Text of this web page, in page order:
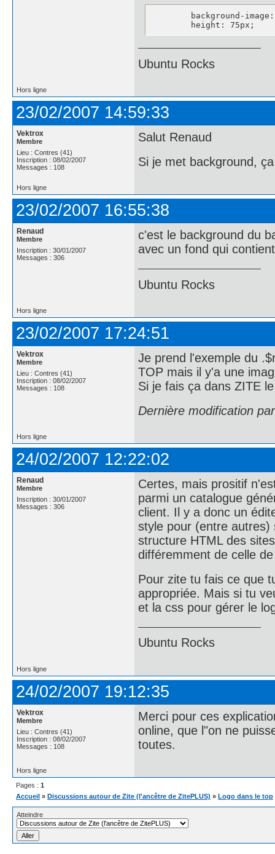
	height: 75px;
Ubuntu Rocks
Hors ligne
23/02/2007 14:59:33
Vektrox
Membre
Lieu : Contres (41)
Inscription : 08/02/2007
Messages : 108
Salut Renaud
Si je met background,
Hors ligne
23/02/2007 16:55:38
Renaud
Membre
Inscription : 30/01/2007
Messages : 306
c'est le background du
avec un fond qui
Ubuntu Rocks
Hors ligne
23/02/2007 17:24:51
Vektrox
Membre
Lieu : Contres (41)
Inscription : 08/02/2007
Messages : 108
Je prend l'exemple du
TOP mais il y'a une
Si je fais ça dans ZITE
Dernière modification
Hors ligne
24/02/2007 12:22:02
Renaud
Membre
Inscription : 30/01/2007
Messages : 306
Certes, mais prositif
parmi un catalogue
client. Il y a donc un
style pour (entre autres)
structure HTML des
différemment de celle
Pour zite tu fais ce que
appropriée. Mais si tu
et la css pour gérer le
Ubuntu Rocks
Hors ligne
24/02/2007 19:12:35
Vektrox
Membre
Lieu : Contres (41)
Inscription : 08/02/2007
Messages : 108
Merci pour ces
online, que l"on ne
toutes.
Hors ligne
Pages : 1
Accueil » Discussions autour de Zite (l'ancêtre de ZitePLUS) » Logo dans le top
Atteindre